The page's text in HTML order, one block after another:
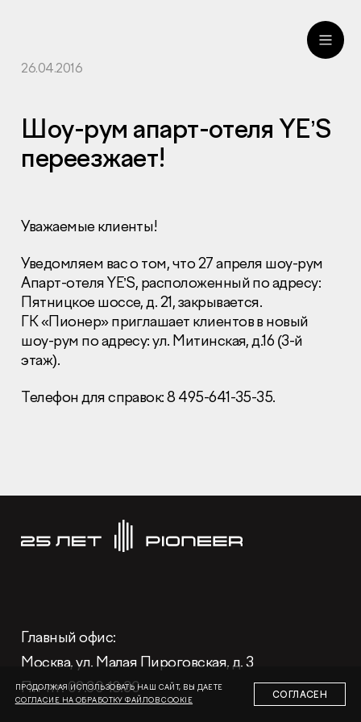
Глaвный oфиc
Заказать звонок
© 2001-2026 Компания «Пионер»
26.04.2016
Шоу-рум апарт-отеля YE’S
переезжает!
Уважаемые клиенты!
Уведомляем вас о том, что 27 апреля шоу-рум
Апарт-отеля YE’S, расположенный по адресу:
Пятницкое шоссе, д. 21, закрывается.
ГК «Пионер» приглашает клиентов в новый
шоу-рум по адресу: ул. Митинская, д.16 (3-й
этаж).
Телефон для справок: 8 495-641-35-35.
Глaвный oфиc:
Москва, ул. Малая Пироговская, д. 3
Пн-пт: 09:30-18:30
ПРОДОЛЖАЯ ИСПОЛЬЗОВАТЬ НАШ САЙТ, ВЫ ДАЕТЕ
СОГЛАСИЕ НА ОБРАБОТКУ ФАЙЛОВ COOKIE
СОГЛАСЕН